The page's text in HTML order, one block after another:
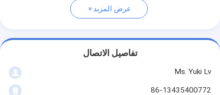
عرض المزيد
تفاصيل الاتصال
Ms. Yuki Lv
86-13435400772